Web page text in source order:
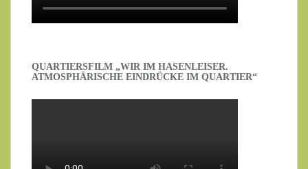
QUARTIERSFILM „WIR IM HASENLEISER.
ATMOSPHÄRISCHE EINDRÜCKE IM QUARTIER“